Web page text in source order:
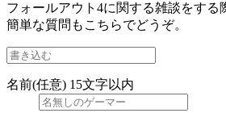
フォールアウト4に関する雑談をする
簡単な質問もこちらでどうぞ。
名前(任意) 15文字以内